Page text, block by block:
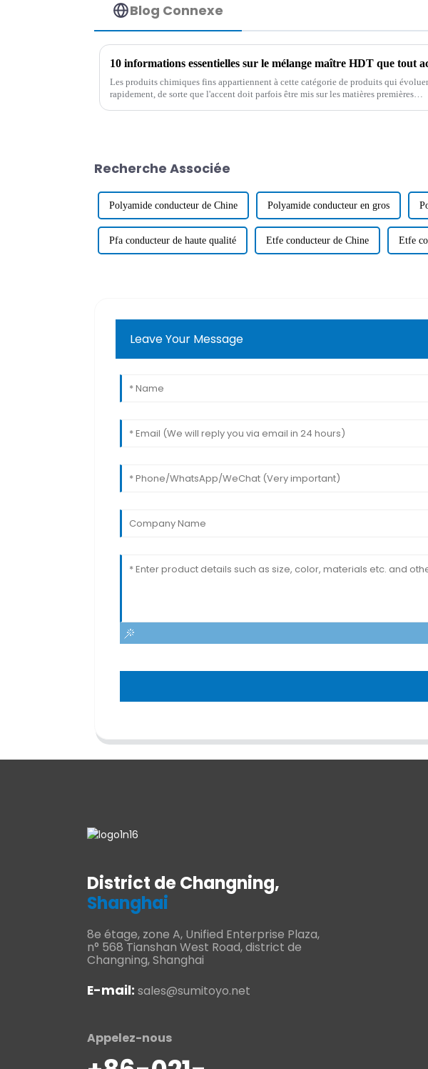
Blog Connexe
Les produits chimiques fins appartiennent à cette catégorie de produits qui
rapidement, de sorte que l'accent doit parfois être mis sur les matières premières
Recherche Associée
Polyamide conducteur de Chine Polyamide conducteur en gros
Pfa conducteur de haute qualité Etfe conducteur de Chine Etfe
Leave Your Message
District de Changning,
Shanghai
8e étage, zone A, Unified Enterprise Plaza,
n° 568 Tianshan West Road, district de
Changning, Shanghai
E-mail: sales@sumitoyo.net
Appelez-nous